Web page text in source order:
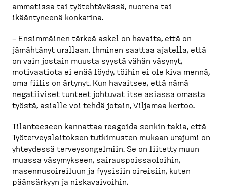
ammatissa tai työteh­tävässä, nuorena tai
ikääntyneenä konkarina.
– Ensimmäinen tärkeä askel on havaita, että on
jämähtänyt urallaan. Ihminen saattaa ajatella, että
on vain jostain muusta syystä vähän väsynyt,
motivaatiota ei enää löydy, töihin ei ole kiva mennä,
oma fiilis on ärtynyt. Kun havaitsee, että nämä
negatiiviset tunteet johtuvat itse asiassa omasta
työstä, asialle voi tehdä jotain, Viljamaa kertoo.
Tilanteeseen kannattaa reagoida senkin takia, että
Työter­veys­lai­toksen tutkimusten mukaan urajumi on
yhteydessä tervey­son­gelmiin. Se on liitetty muun
muassa väsymykseen, sairaus­pois­sao­loihin,
masennusoi­reiluun ja fyysisiin oireisiin, kuten
päänsärkyyn ja niskavai­voihin.